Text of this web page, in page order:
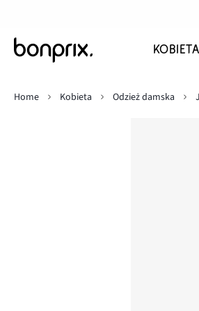
KOBIETA
Home
Kobieta Odzież damska